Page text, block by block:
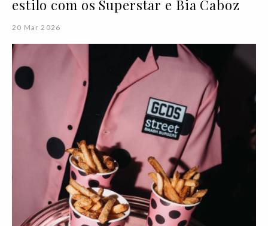
estilo com os Superstar e Bia Caboz
20 Mar 2026